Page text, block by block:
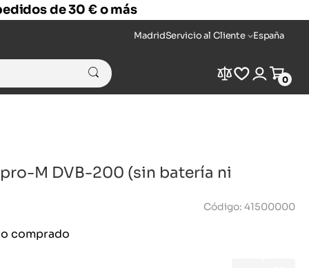
de 30 € o más
MadridServicio al Cliente España
Compare
Wishlist
Login
Cart
0
M DVB-200 (sin batería ni
Código: 41500000
comprado